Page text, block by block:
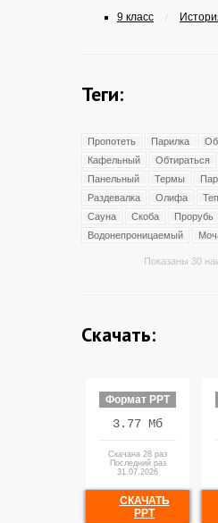
9 класс /
Теги:
Пропотеть Парилка
Кафельный
Обтираться
Панельный
Термы
Раздевалка
Олифа
Сауна
Скоба
Прорубь
Водонепроницаемый
Показаны 30
Скачать:
Формат PPT
3.77 Мб
Скачана 28 раз
Последний раз
31.07.2026
СКАЧАТЬ
PPT